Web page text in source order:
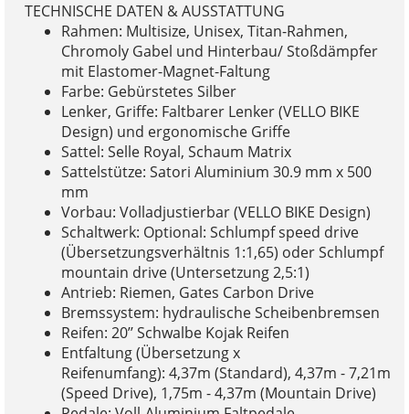
TECHNISCHE DATEN & AUSSTATTUNG
Rahmen: Multisize, Unisex, Titan-Rahmen,
Chromoly Gabel und Hinterbau/ Stoßdämpfer
mit Elastomer-Magnet-Faltung
Farbe: Gebürstetes Silber
Lenker, Griffe: Faltbarer Lenker (VELLO BIKE
Design) und ergonomische Griffe
Sattel: Selle Royal, Schaum Matrix
Sattelstütze: Satori Aluminium 30.9 mm x 500
mm
Vorbau: Volladjustierbar (VELLO BIKE Design)
Schaltwerk: Optional: Schlumpf speed drive
(Übersetzungsverhältnis 1:1,65) oder Schlumpf
mountain drive (Untersetzung 2,5:1)
Antrieb: Riemen, Gates Carbon Drive
Bremssystem: hydraulische Scheibenbremsen
Reifen: 20’’ Schwalbe Kojak Reifen
Entfaltung (Übersetzung x
Reifenumfang): 4,37m (Standard), 4,37m - 7,21m
(Speed Drive), 1,75m - 4,37m (Mountain Drive)